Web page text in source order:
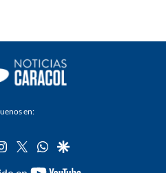
en:
instagram
twitterwhatsapp
google